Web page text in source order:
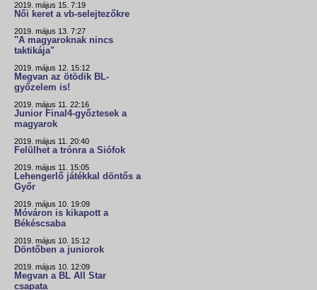
2019. május 15. 7:19
Női keret a vb-selejtezőkre
2019. május 13. 7:27
"A magyaroknak nincs
taktikája"
2019. május 12. 15:12
Megvan az ötödik BL-
győzelem is!
2019. május 11. 22:16
Junior Final4-győztesek a
magyarok
2019. május 11. 20:40
Felülhet a trónra a Siófok
2019. május 11. 15:05
Lehengerlő játékkal döntős a
Győr
2019. május 10. 19:09
Móváron is kikapott a
Békéscsaba
2019. május 10. 15:12
Döntőben a juniorok
2019. május 10. 12:09
Megvan a BL All Star
csapata